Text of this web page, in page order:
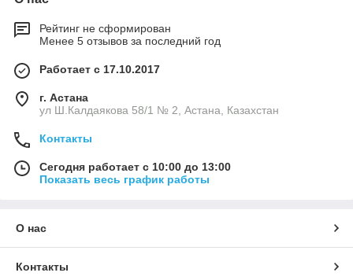
Рейтинг не сформирован
Менее 5 отзывов за последний год
Работает с 17.10.2017
г. Астана
ул Ш.Калдаякова 58/1 № 2, Астана, Казахстан
Контакты
Сегодня работает с 10:00 до 13:00
Показать весь график работы
О нас
Контакты